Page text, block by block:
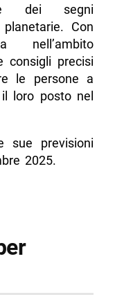
dei segni
Con
nell’ambito
consigli precisi
le persone a
loro posto nel
sue previsioni
2025.